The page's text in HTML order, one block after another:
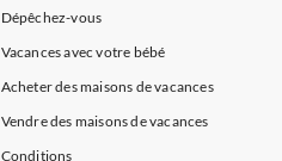
Dépêchez-vous
Vacances avec votre bébé
Acheter des maisons de vacances
Vendre des maisons de vacances
Conditions